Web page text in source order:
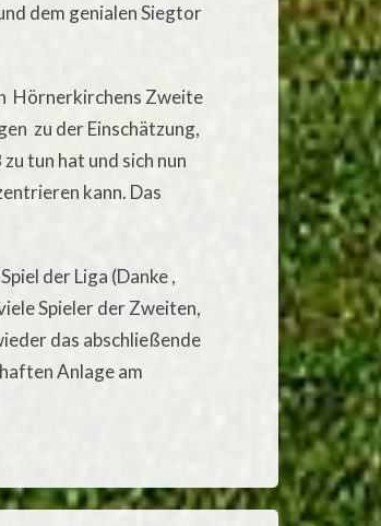
dem genialen Siegtor
Hörnerkirchens Zweite
zu der Einschätzung,
tun hat und sich nun
kann. Das
der Liga (Danke ,
Spieler der Zweiten,
das abschließende
Anlage am